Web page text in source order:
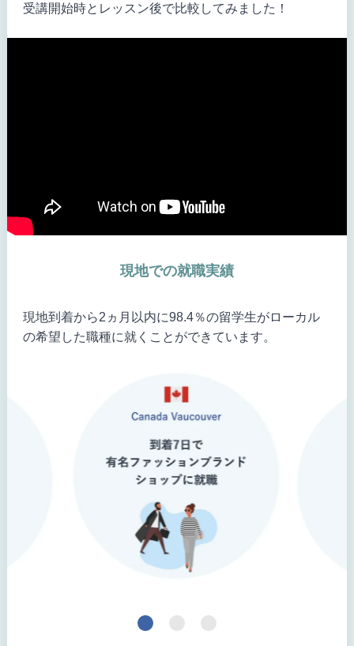
受講開始時とレッスン後で比較してみました！
現地での就職実績
現地到着から2ヵ月以内に98.4％の留学生がローカル
の希望した職種に就くことができています。